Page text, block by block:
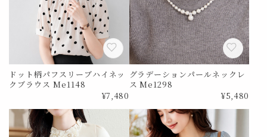
ドット柄パフスリーブハイネッ
クブラウス Me1148
¥7,480
グラデーションパールネックレ
ス Me1298
¥5,480